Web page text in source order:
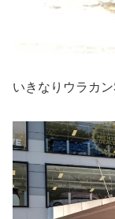
いきなりウラカ